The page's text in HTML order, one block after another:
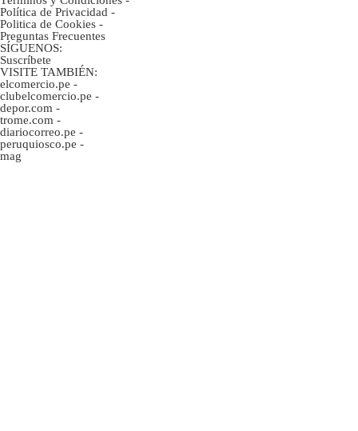
Política de Privacidad -
Politica de Cookies -
Preguntas Frecuentes
SÍGUENOS:
Suscríbete
VISITE TAMBIÉN:
elcomercio.pe -
clubelcomercio.pe -
depor.com -
trome.com -
diariocorreo.pe -
peruquiosco.pe -
mag